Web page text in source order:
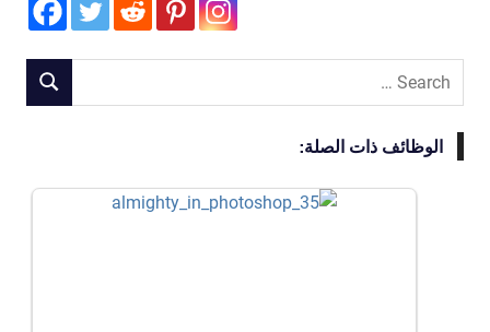
Search
SEARCH
الوظائف ذات الصلة: